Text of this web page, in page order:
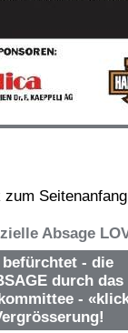
Seitenanfang
Absage
- die
durch das
-